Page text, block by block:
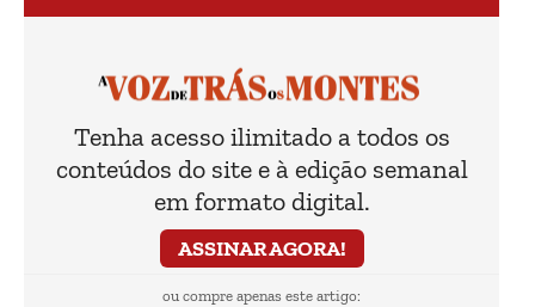
Tenha acesso ilimitado a todos os
conteúdos do site e à edição semanal
em formato digital.
ASSINAR AGORA!
ou compre apenas este artigo: